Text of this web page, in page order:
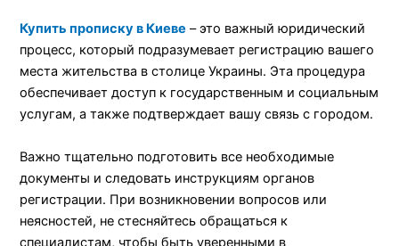
Купить прописку в Киеве – это важный юридический
процесс, который подразумевает регистрацию вашего
места жительства в столице Украины. Эта процедура
обеспечивает доступ к государственным и социальным
услугам, а также подтверждает вашу связь с городом.
Важно тщательно подготовить все необходимые
документы и следовать инструкциям органов
регистрации. При возникновении вопросов или
неясностей, не стесняйтесь обращаться к
специалистам, чтобы быть уверенными в